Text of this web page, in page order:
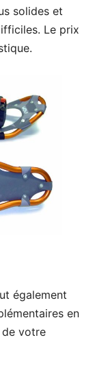
solides et
Le prix
également
en
votre